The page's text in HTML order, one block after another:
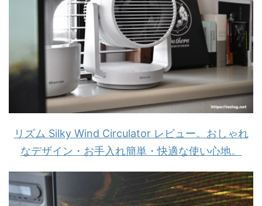
リズム Silky Wind Circulator レビュー。おしゃれ
なデザイン・お手入れ簡単・快適な使い心地。